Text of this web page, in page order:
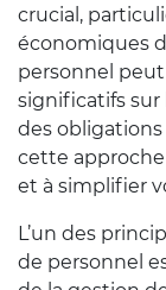
crucial,
économiques
personnel
significatifs sur
des obligations
cette
et à simplifier
L’un des
de personnel